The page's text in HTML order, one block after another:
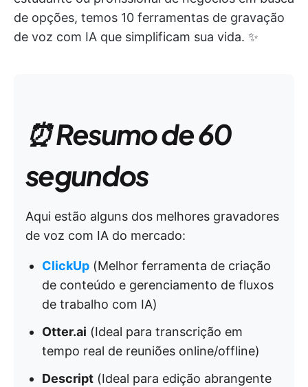
de opções, temos 10 ferramentas de gravação
de voz com IA que simplificam sua vida. ✨
⏰ Resumo de 60
segundos
Aqui estão alguns dos melhores gravadores
de voz com IA do mercado:
ClickUp (Melhor ferramenta de criação
de conteúdo e gerenciamento de fluxos
de trabalho com IA)
Otter.ai (Ideal para transcrição em
tempo real de reuniões online/offline)
Descript (Ideal para edição abrangente